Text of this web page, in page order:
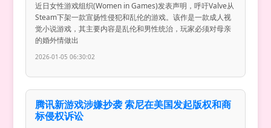
近日女性游戏组织(Women in Games)发表声明，呼吁Valve从
Steam下架一款宣扬性侵犯和乱伦的游戏。该作是一款成人视
觉小说游戏，其主要内容是乱伦和男性统治，玩家必须对母亲
的婚外情做出
2026-01-05 06:30:02
腾讯新游戏涉嫌抄袭 索尼在美国发起版权和商
标侵权诉讼